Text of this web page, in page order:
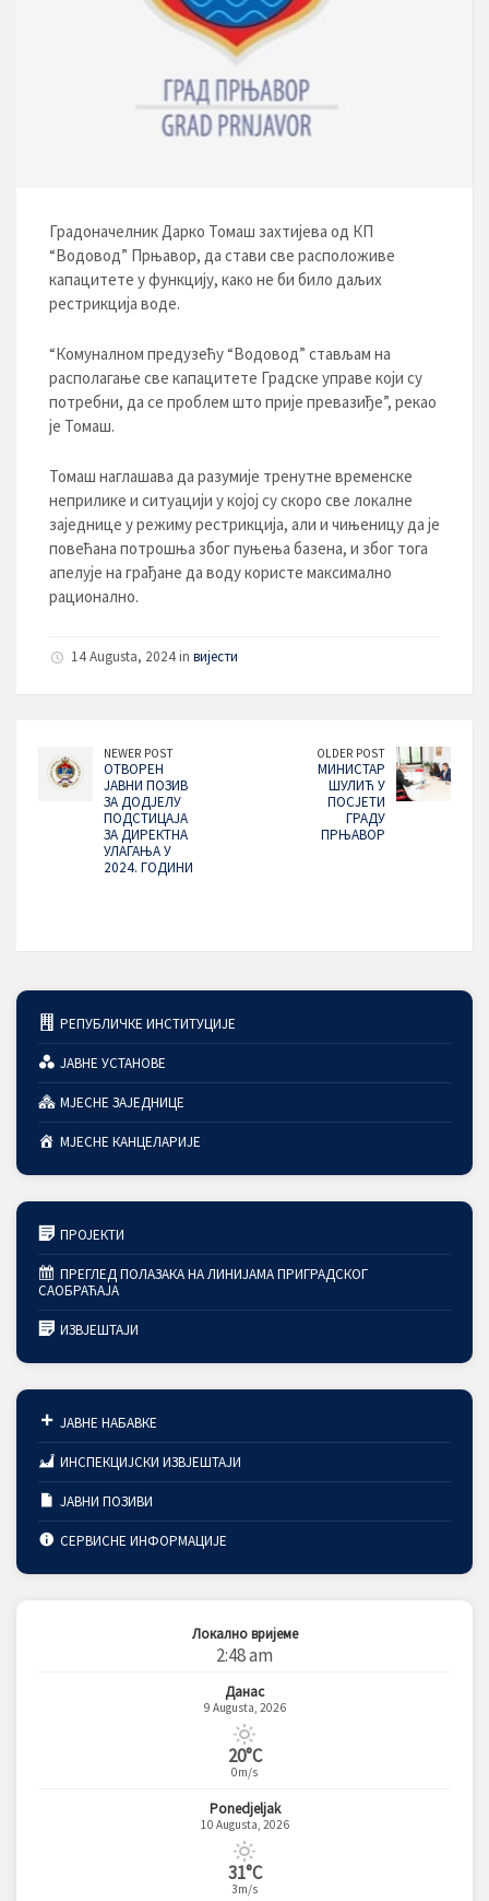
Градоначелник Дарко Томаш захтијева од КП
“Водовод” Прњавор, да стави све расположиве
капацитете у функцију, како не би било даљих
рестрикција воде.
“Комуналном предузећу “Водовод” стављам на
располагање све капацитете Градске управе који су
потребни, да се проблем што прије превазиђе”, рекао
је Томаш.
Томаш наглашава да разумије тренутне временске
неприлике и ситуацији у којој су скоро све локалне
заједнице у режиму рестрикција, али и чињеницу да је
повећана потрошња због пуњења базена, и због тога
апелује на грађане да воду користе максимално
рационално.
14 Augusta, 2024 in вијести
NEWER POST
ОТВОРЕН
ЈАВНИ ПОЗИВ
ЗА ДОДЈЕЛУ
ПОДСТИЦАЈА
ЗА ДИРЕКТНА
УЛАГАЊА У
2024. ГОДИНИ
OLDER POST
МИНИСТАР
ШУЛИЋ У
ПОСЈЕТИ
ГРАДУ
ПРЊАВОР
РЕПУБЛИЧКЕ ИНСТИТУЦИЈЕ
ЈАВНЕ УСТАНОВЕ
МЈЕСНЕ ЗАЈЕДНИЦЕ
МЈЕСНЕ КАНЦЕЛАРИЈЕ
ПРОЈЕКТИ
ПРЕГЛЕД ПОЛАЗАКА НА ЛИНИЈАМА ПРИГРАДСКОГ
САОБРАЋАЈА
ИЗВЈЕШТАЈИ
ЈАВНЕ НАБАВКЕ
ИНСПЕКЦИЈСКИ ИЗВЈЕШТАЈИ
ЈАВНИ ПОЗИВИ
СЕРВИСНЕ ИНФОРМАЦИЈЕ
Локално вријеме
2:48 am
Данас
9 Augusta, 2026
20°C
0m/s
Ponedjeljak
10 Augusta, 2026
31°C
3m/s